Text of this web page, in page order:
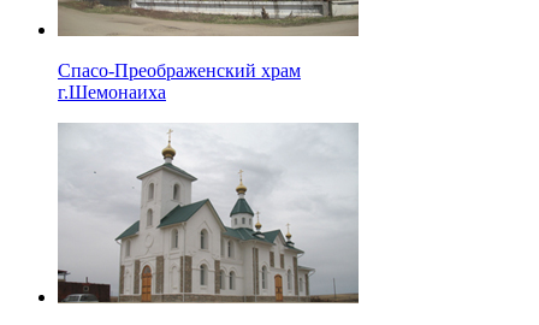
Спасо-Преображенский храм
г.Шемонаиха